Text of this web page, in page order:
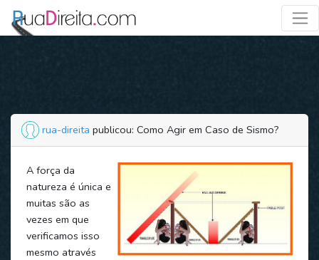
rua-direita publicou: Como Agir em Caso de Sismo?
A força da
natureza é única e
muitas são as
vezes em que
verificamos isso
mesmo através